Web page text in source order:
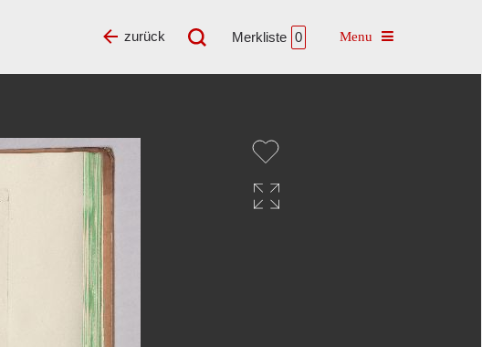
Merkliste 0 Toggle navigation
zurück